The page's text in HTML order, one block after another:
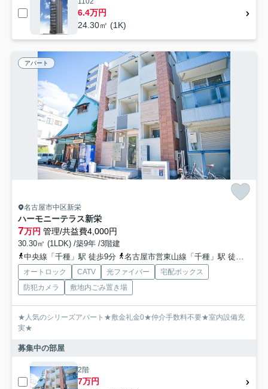
6.4万円
24.30㎡ (1K)
アパート
名古屋市中区新栄
ハーモニーテラス新栄
7万円 管理/共益費4,000円
30.30㎡ (1LDK) /築9年 /3階建
中央線「千種」駅 徒歩9分
名古屋市営東山線「千種」駅 徒歩7分
オートロック CATV 光ファイバー
宅配ボックス
防犯カメラ
敷地内ごみ置き場
★人気のシリーズアパート★敷金礼金0★仲介手数料不要★室内設備充
実★
募集中の部屋
2階
7万円